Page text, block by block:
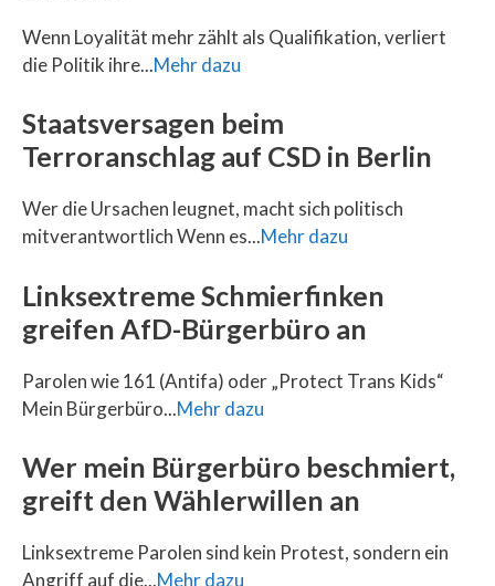
Wenn Loyalität mehr zählt als Qualifikation, verliert
die Politik ihre...Mehr dazu
Staatsversagen beim
Terroranschlag auf CSD in Berlin
Wer die Ursachen leugnet, macht sich politisch
mitverantwortlich Wenn es...Mehr dazu
Linksextreme Schmierfinken
greifen AfD-Bürgerbüro an
Parolen wie 161 (Antifa) oder „Protect Trans Kids“
Mein Bürgerbüro...Mehr dazu
Wer mein Bürgerbüro beschmiert,
greift den Wählerwillen an
Linksextreme Parolen sind kein Protest, sondern ein
Angriff auf die...Mehr dazu